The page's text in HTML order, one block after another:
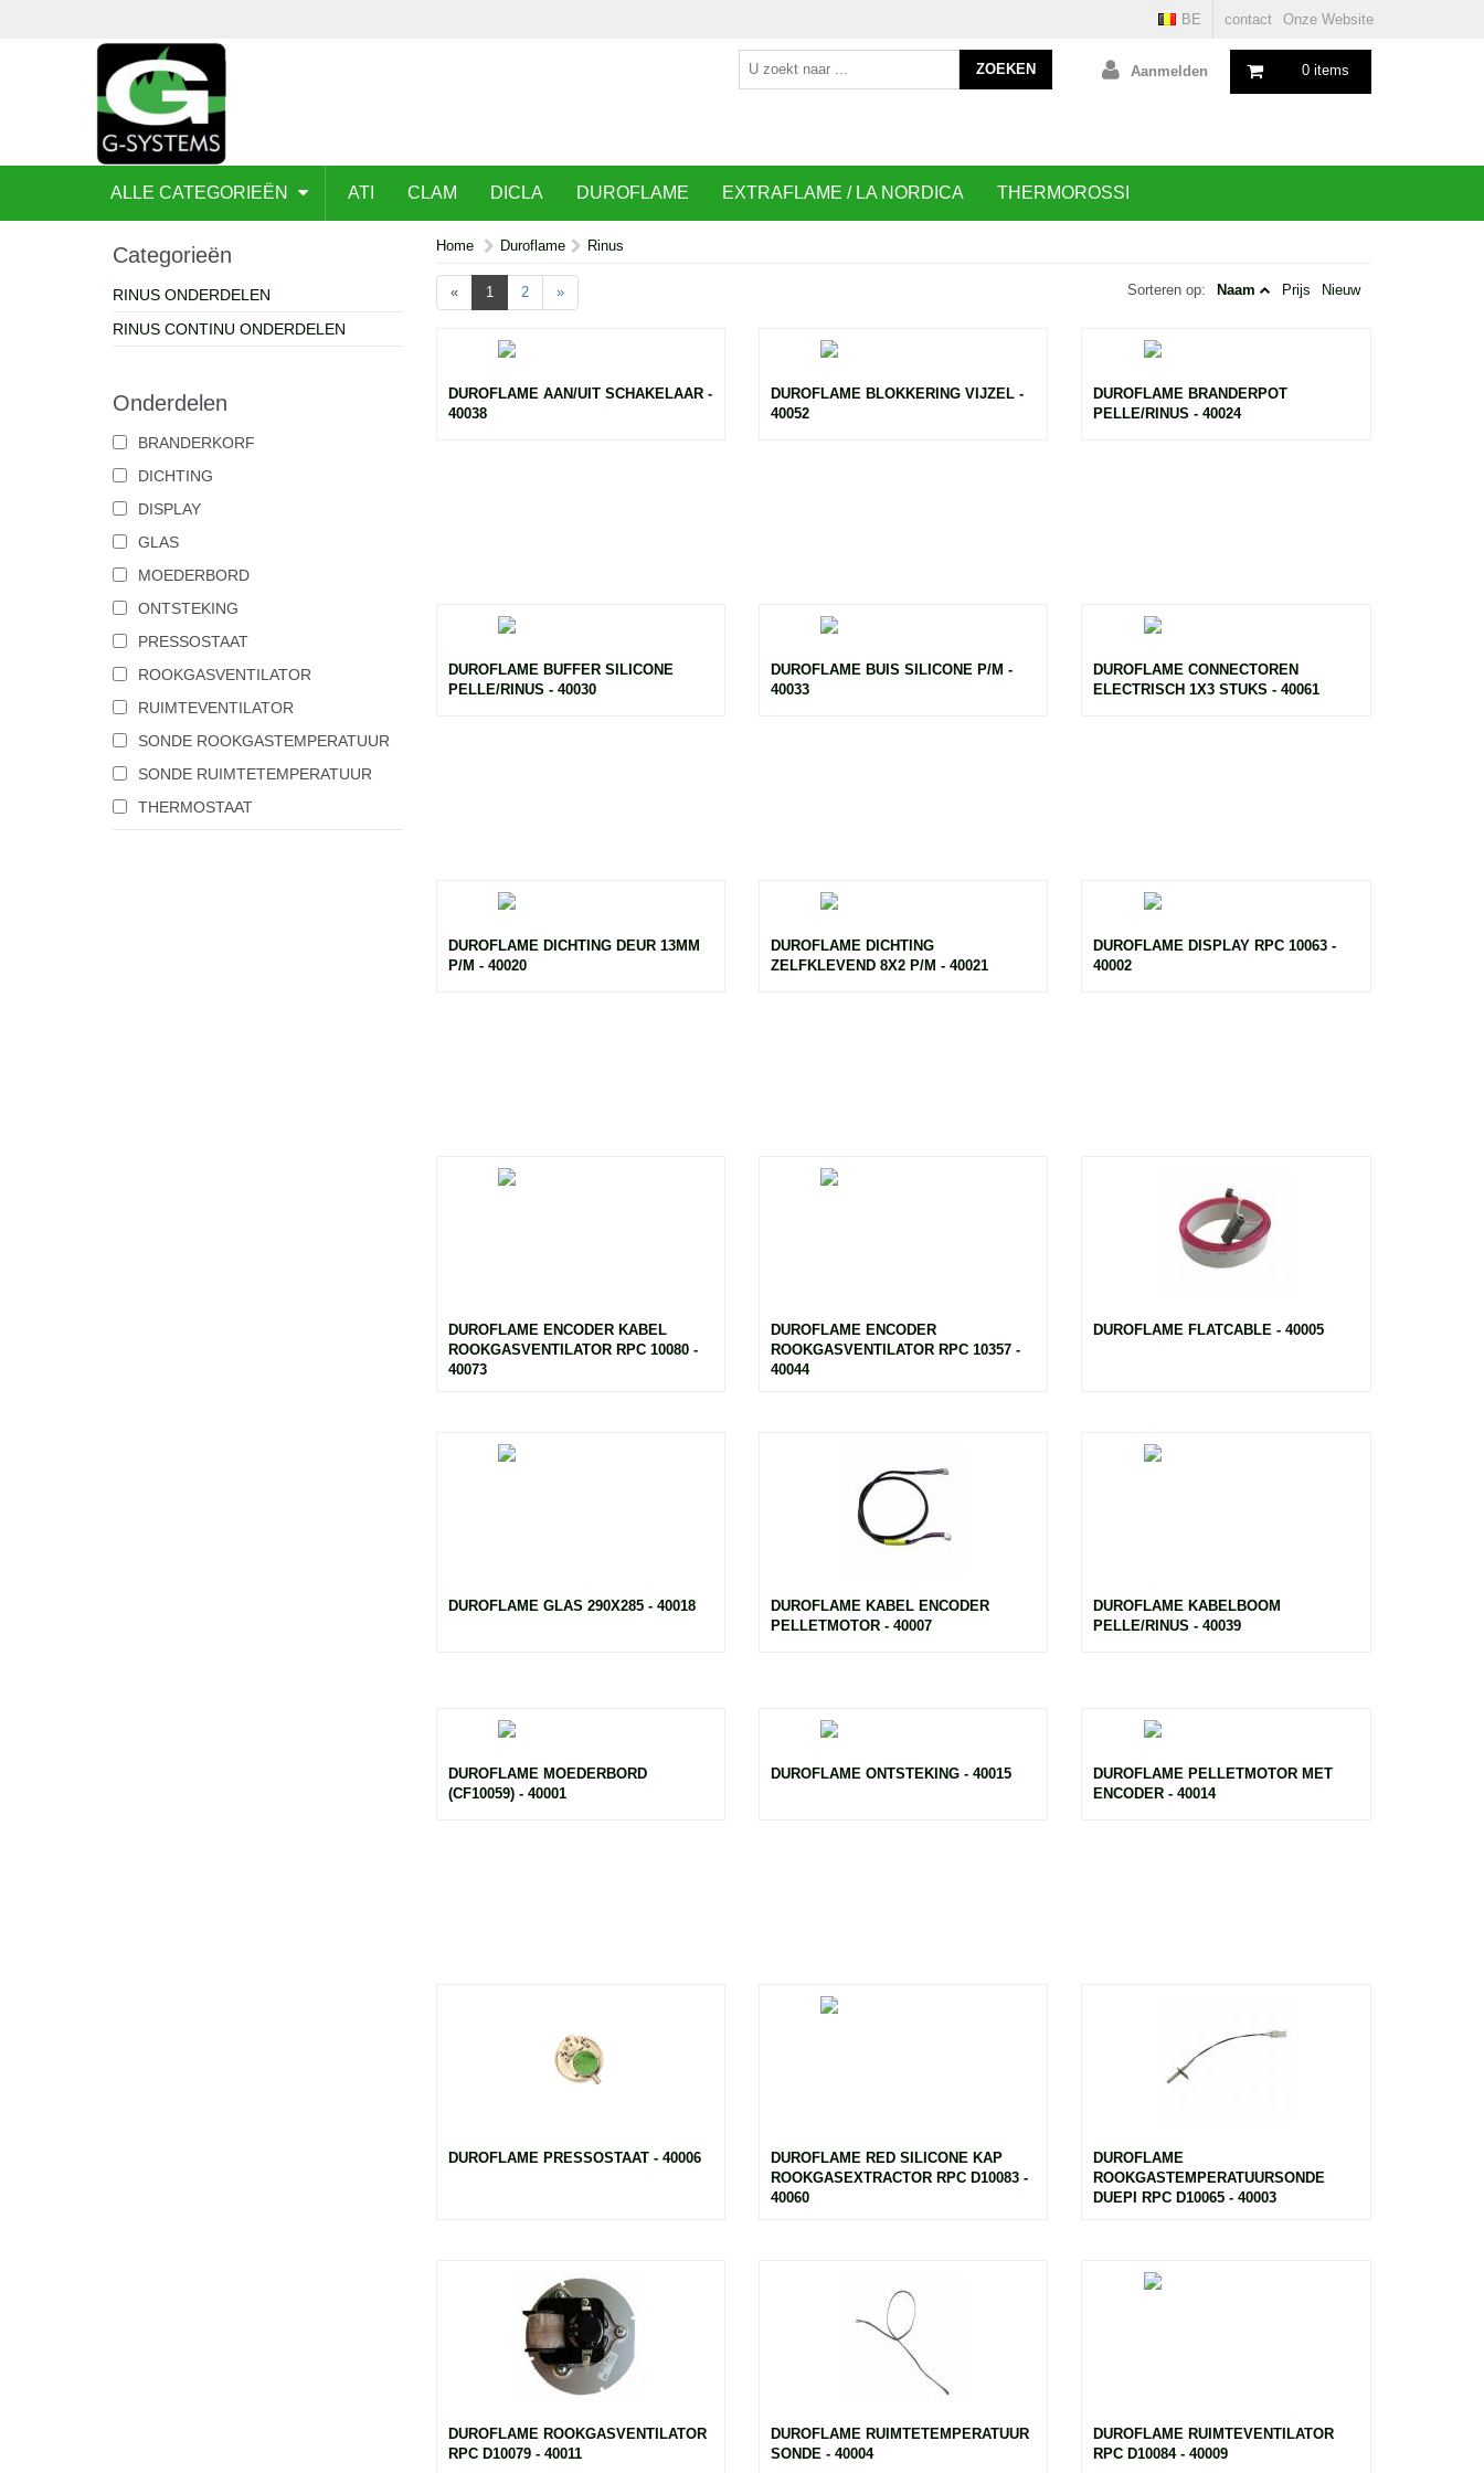
contact Onze Website
BE
0 items
Aanmelden
ZOEKEN
ALLE CATEGORIEËN ATI CLAM DICLA DUROFLAME EXTRAFLAME / LA NORDICA THERMOROSSI
Categorieën
RINUS ONDERDELEN
RINUS CONTINU ONDERDELEN
Onderdelen
BRANDERKORF
DICHTING
DISPLAY
GLAS
MOEDERBORD
ONTSTEKING
PRESSOSTAAT
ROOKGASVENTILATOR
RUIMTEVENTILATOR
SONDE ROOKGASTEMPERATUUR
SONDE RUIMTETEMPERATUUR
THERMOSTAAT
Home Duroflame Rinus
« 1 2 » Sorteren op: Naam Prijs Nieuw
DUROFLAME AAN/UIT SCHAKELAAR -
40038
DUROFLAME BLOKKERING VIJZEL -
40052
DUROFLAME BRANDERPOT
PELLE/RINUS - 40024
DUROFLAME BUFFER SILICONE
PELLE/RINUS - 40030
DUROFLAME BUIS SILICONE P/M -
40033
DUROFLAME CONNECTOREN
ELECTRISCH 1X3 STUKS - 40061
DUROFLAME DICHTING DEUR 13MM
P/M - 40020
DUROFLAME DICHTING
ZELFKLEVEND 8X2 P/M - 40021
DUROFLAME DISPLAY RPC 10063 -
40002
DUROFLAME ENCODER KABEL
ROOKGASVENTILATOR RPC 10080 -
40073
DUROFLAME ENCODER
ROOKGASVENTILATOR RPC 10357 -
40044
DUROFLAME FLATCABLE - 40005
DUROFLAME GLAS 290X285 - 40018
DUROFLAME KABEL ENCODER
PELLETMOTOR - 40007
DUROFLAME KABELBOOM
PELLE/RINUS - 40039
DUROFLAME MOEDERBORD
(CF10059) - 40001
DUROFLAME ONTSTEKING - 40015
DUROFLAME PELLETMOTOR MET
ENCODER - 40014
DUROFLAME PRESSOSTAAT - 40006
DUROFLAME RED SILICONE KAP
ROOKGASEXTRACTOR RPC D10083 -
40060
DUROFLAME
ROOKGASTEMPERATUURSONDE
DUEPI RPC D10065 - 40003
DUROFLAME ROOKGASVENTILATOR
RPC D10079 - 40011
DUROFLAME RUIMTETEMPERATUUR
SONDE - 40004
DUROFLAME RUIMTEVENTILATOR
RPC D10084 - 40009